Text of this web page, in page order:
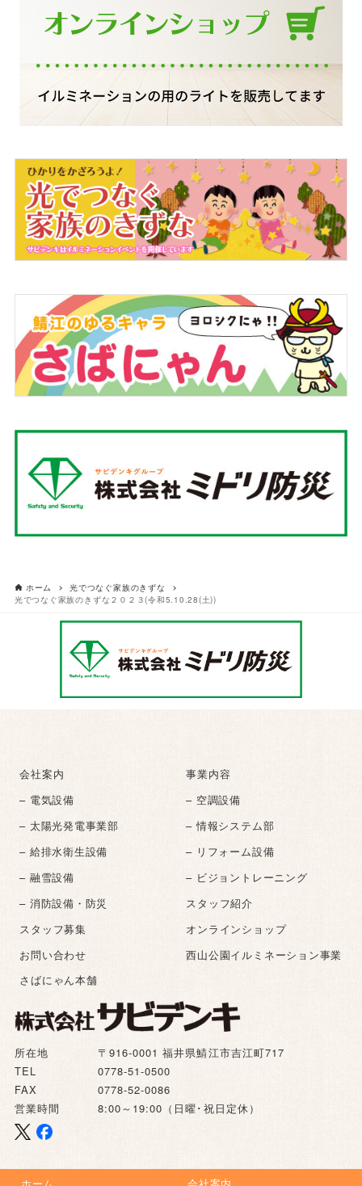
ホーム
光でつなぐ家族のきずな
光でつなぐ家族のきずな２０２３(令和5.10.28(土))
所在地
〒916-0001 福井県鯖江市吉江町717
TEL
0778-51-0500
FAX
0778-52-0086
営業時間
8:00～19:00（日曜･祝日定休）
会社案内
事業内容
– 電気設備
– 空調設備
– 太陽光発電事業部
– 情報システム部
– 給排水衛生設備
– リフォーム設備
– 融雪設備
– ビジョントレーニング
– 消防設備・防災
スタッフ紹介
スタッフ募集
オンラインショップ
お問い合わせ
西山公園イルミネーション事業
さばにゃん本舗